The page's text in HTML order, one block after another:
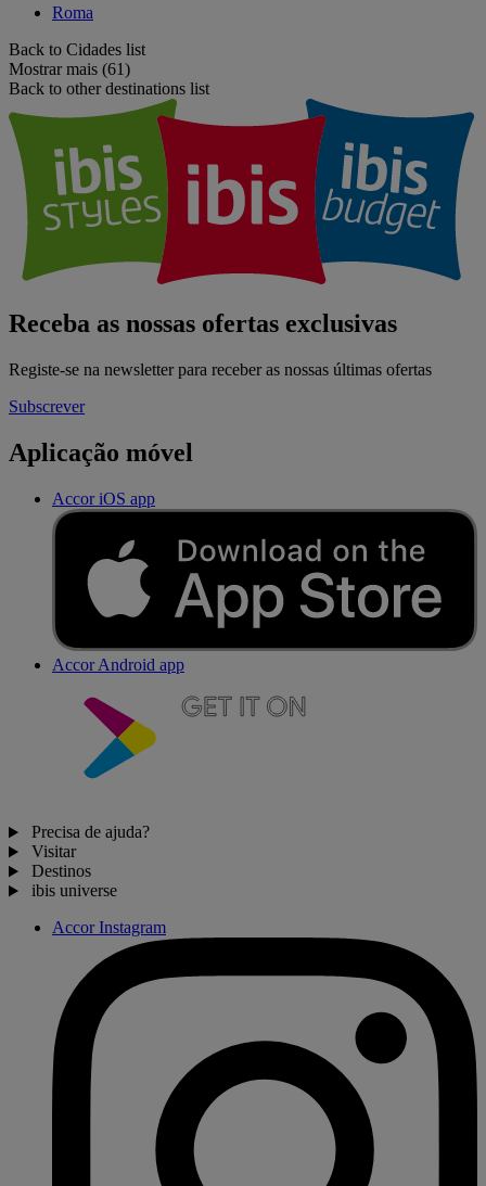
Roma
Back to Cidades list
Mostrar mais (61)
Back to other destinations list
Receba as nossas ofertas exclusivas
Registe-se na newsletter para receber as nossas últimas ofertas
Subscrever
Aplicação móvel
Accor iOS app
Accor Android app
Precisa de ajuda?
Visitar
Destinos
ibis universe
Accor Instagram